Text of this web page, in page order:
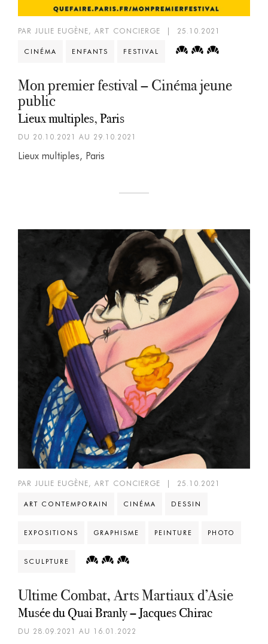
PAR JULIE EUGÈNE, ART CONCIERGE 25.10.2021
CINÉMA ENFANTS FESTIVAL
Mon premier festival – Cinéma jeune
public
Lieux multiples, Paris
DU 20.10.2021 AU 29.10.2021
Lieux multiples, Paris
PAR JULIE EUGÈNE, ART CONCIERGE 25.10.2021
ART CONTEMPORAIN CINÉMA DESSIN
EXPOSITIONS GRAPHISME PEINTURE PHOTO
SCULPTURE
Ultime Combat, Arts Martiaux d’Asie
Musée du Quai Branly – Jacques Chirac
DU 28.09.2021 AU 16.01.2022